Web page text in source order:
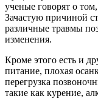
ученые говорят о
Зачастую причиной
различные травмы
изменения.
Кроме этого есть и
питание, плохая
перегрузка
такие как курение,